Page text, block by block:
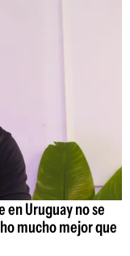
en Uruguay no se
mucho mejor que